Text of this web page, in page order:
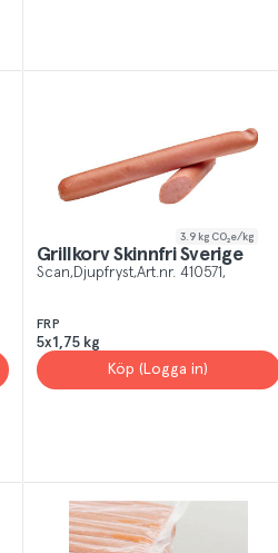
3.9 kg CO₂e/kg
Grillkorv Skinnfri Sverige
Scan Djupfryst Art.nr. 410571
FRP
5x1,75 kg
Köp (Logga in)